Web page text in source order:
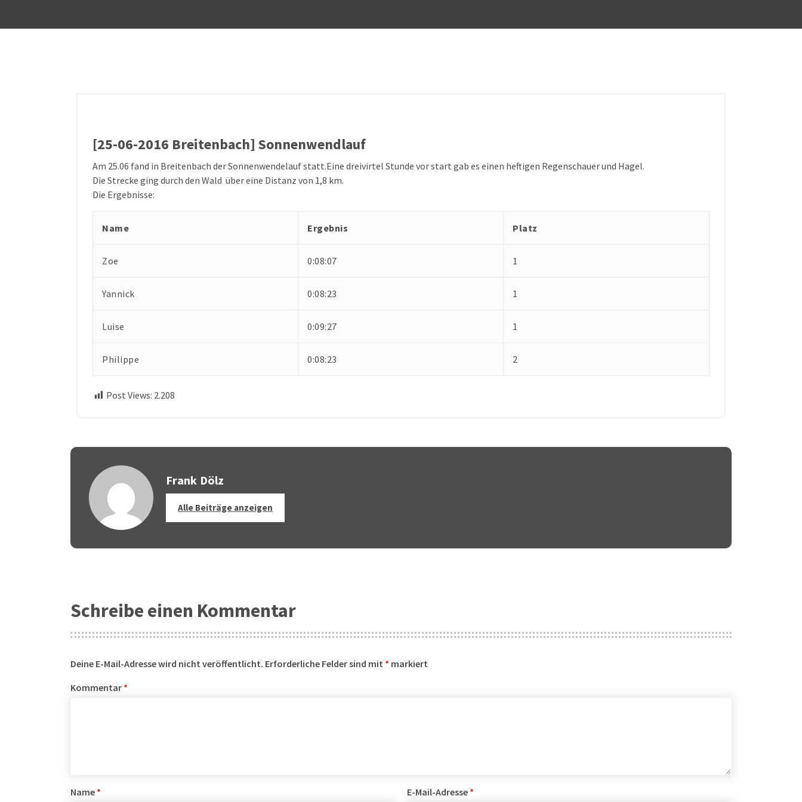
[25-06-2016 Breitenbach] Sonnenwendlauf
Am 25.06 fand in Breitenbach der Sonnenwendelauf statt.Eine dreivirtel Stunde vor start gab es einen heftigen Regenschauer und Hagel.
Die Strecke ging durch den Wald über eine Distanz von 1,8 km.
Die Ergebnisse:
Name Ergebnis Platz
Zoe 0:08:07 1
Yannick 0:08:23 1
Luise 0:09:27 1
Philippe 0:08:23 2
Post Views: 2.208
Frank Dölz
Alle Beiträge anzeigen
Schreibe einen Kommentar
Deine E-Mail-Adresse wird nicht veröffentlicht. Erforderliche Felder sind mit * markiert
Kommentar *
Name * E-Mail-Adresse *